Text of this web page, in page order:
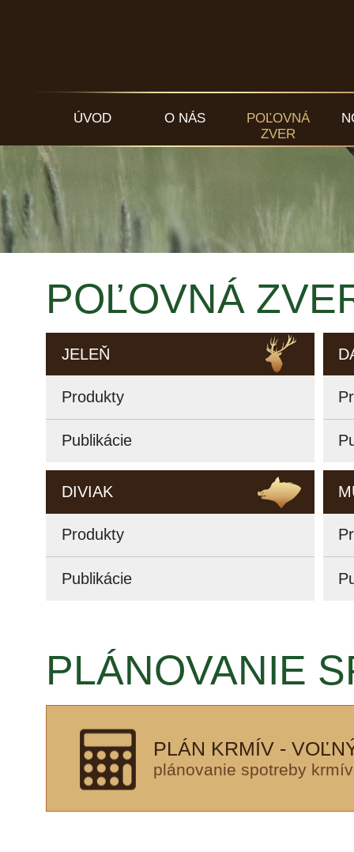
ÚVOD O NÁS
POĽOVNÁ
ZVER
POĽOVNÁ
JELEŇ
Produkty
Publikácie
DIVIAK
Produkty
Publikácie
PLÁNOVANIE
PLÁN KRMÍV -
plánovanie spotreby krmív